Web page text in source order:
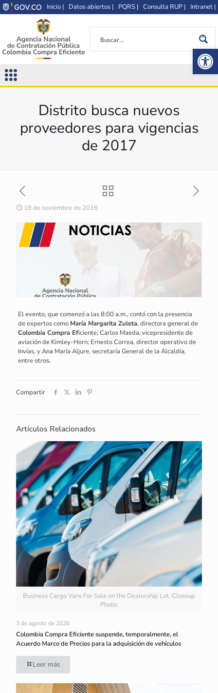
Inicio | Datos abiertos | PQRS | Consulta RUP | Intranet |
Distrito busca nuevos
proveedores para vigencias
de 2017
18 de noviembre de 2016
El evento, que comenzó a las 8:00 a.m., contó con la presencia
de expertos como María Margarita Zuleta, directora general de
Colombia Compra Eficiente; Carlos Maeda, vicepresidente de
aviación de Kimley-Horn; Ernesto Correa, director operativo de
Invías, y Ana María Aljure, secretaría General de la Alcaldía,
entre otros.
Compartir
Artículos Relacionados
Business Cargo Vans For Sale on the Dealership Lot. Closeup
Photo.
3 de agosto de 2026
Colombia Compra Eficiente suspende, temporalmente, el
Acuerdo Marco de Precios para la adquisición de vehículos
Leer más